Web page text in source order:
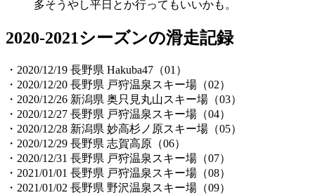
多そうやし平日とか行ってもいいかも。
2020-2021シーズンの滑走記録
・2020/12/19 長野県 Hakuba47（01）
・2020/12/20 長野県 戸狩温泉スキー場（02）
・2020/12/26 新潟県 奥只見丸山スキー場（03）
・2020/12/27 長野県 戸狩温泉スキー場（04）
・2020/12/28 新潟県 妙高杉ノ原スキー場（05）
・2020/12/29 長野県 志賀高原（06）
・2020/12/31 長野県 戸狩温泉スキー場（07）
・2021/01/01 長野県 戸狩温泉スキー場（08）
・2021/01/02 長野県 野沢温泉スキー場（09）